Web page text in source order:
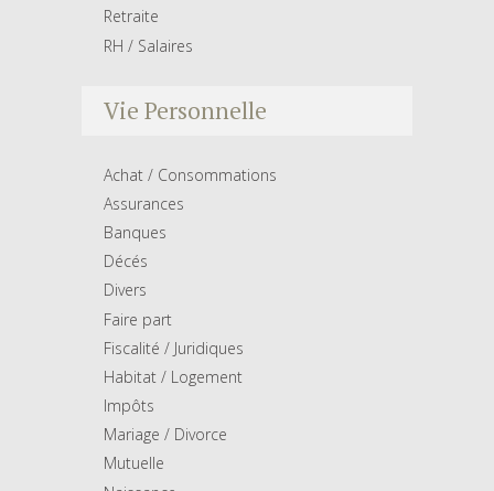
Retraite
RH / Salaires
Vie Personnelle
Achat / Consommations
Assurances
Banques
Décés
Divers
Faire part
Fiscalité / Juridiques
Habitat / Logement
Impôts
Mariage / Divorce
Mutuelle